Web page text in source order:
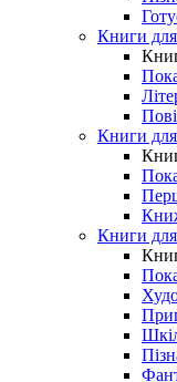
Книги
Книги
Книги